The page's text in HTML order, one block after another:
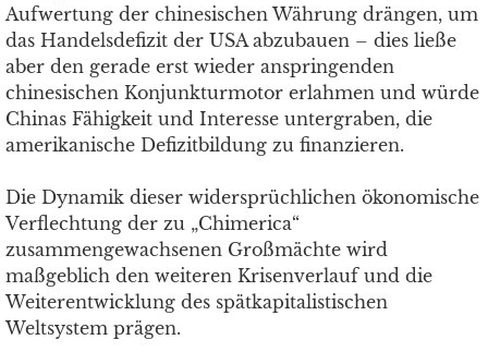
Aufwertung der chinesischen Währung drängen, um
das Handelsdefizit der USA abzubauen – dies ließe
aber den gerade erst wieder anspringenden
chinesischen Konjunkturmotor erlahmen und würde
Chinas Fähigkeit und Interesse untergraben, die
amerikanische Defizitbildung zu finanzieren.
Die Dynamik dieser widersprüchlichen ökonomische
Verflechtung der zu „Chimerica“
zusammengewachsenen Großmächte wird
maßgeblich den weiteren Krisenverlauf und die
Weiterentwicklung des spätkapitalistischen
Weltsystem prägen.